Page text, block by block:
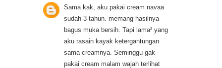
Sama kak, aku pakai cream navaa
sudah 3 tahun. memang hasilnya
bagus muka bersih. Tapi lama² yang
aku rasain kayak ketergantungan
sama creamnya. Seminggu gak
pakai cream malam wajah terlihat